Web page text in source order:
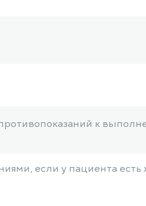
к
если у пациента есть